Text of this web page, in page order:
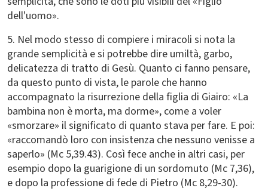
dell'uomo».
5. Nel modo stesso di compiere i miracoli si nota la
grande semplicità e si potrebbe dire umiltà, garbo,
delicatezza di tratto di Gesù. Quanto ci fanno pensare,
da questo punto di vista, le parole che hanno
accompagnato la risurrezione della figlia di Giairo: «La
bambina non è morta, ma dorme», come a voler
«smorzare» il significato di quanto stava per fare. E poi:
«raccomandò loro con insistenza che nessuno venisse a
saperlo» (Mc 5,39.43). Così fece anche in altri casi, per
esempio dopo la guarigione di un sordomuto (Mc 7,36),
e dopo la professione di fede di Pietro (Mc 8,29-30).